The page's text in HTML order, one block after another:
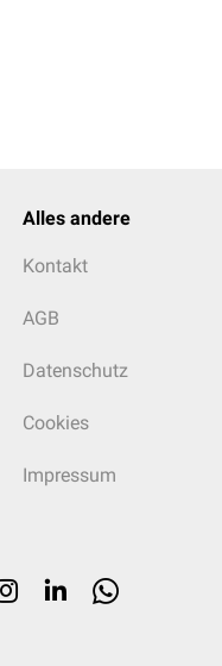
Alles andere
Kontakt
AGB
Datenschutz
Cookies
Impressum